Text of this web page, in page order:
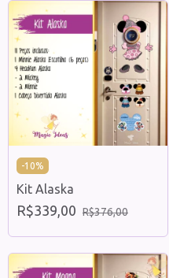
-10%
Kit Alaska
R$339,00 R$376,00